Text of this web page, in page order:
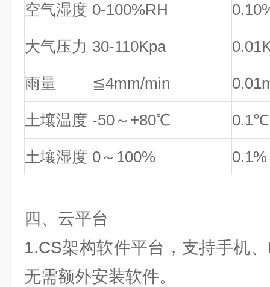
空气湿度 0-100%RH
大气压力 30-110Kpa
雨量 ≦4mm/min
土壤温度 -50～+80℃
土壤湿度 0～100%
四、云平台
1.CS架构软件平台，支持手机
无需额外安装软件。